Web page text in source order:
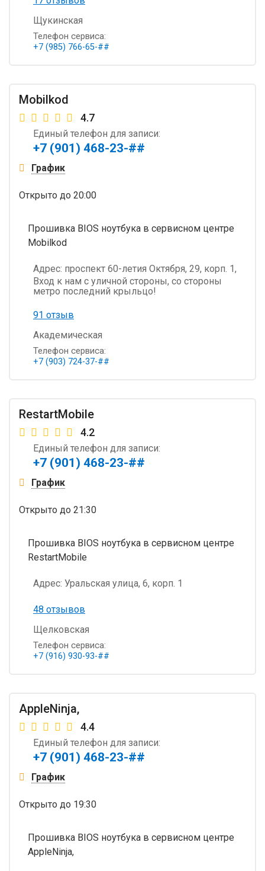
Щукинская
Телефон сервиса:
+7 (985) 766-65-##
Mobilkod
4.7
Единый телефон для записи:
+7 (901) 468-23-##
График
Открыто до 20:00
Прошивка BIOS ноутбука в сервисном центре
Mobilkod
Адрес: проспект 60-летия Октября, 29, корп. 1,
Вход к нам с уличной стороны, со стороны
метро последний крыльцо!
91 отзыв
Академическая
Телефон сервиса:
+7 (903) 724-37-##
RestartMobile
4.2
Единый телефон для записи:
+7 (901) 468-23-##
График
Открыто до 21:30
Прошивка BIOS ноутбука в сервисном центре
RestartMobile
Адрес: Уральская улица, 6, корп. 1
48 отзывов
Щелковская
Телефон сервиса:
+7 (916) 930-93-##
AppleNinja,
4.4
Единый телефон для записи:
+7 (901) 468-23-##
График
Открыто до 19:30
Прошивка BIOS ноутбука в сервисном центре
AppleNinja,